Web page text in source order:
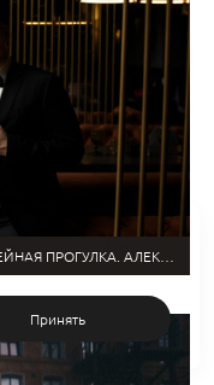
сайта и анализа
Принять